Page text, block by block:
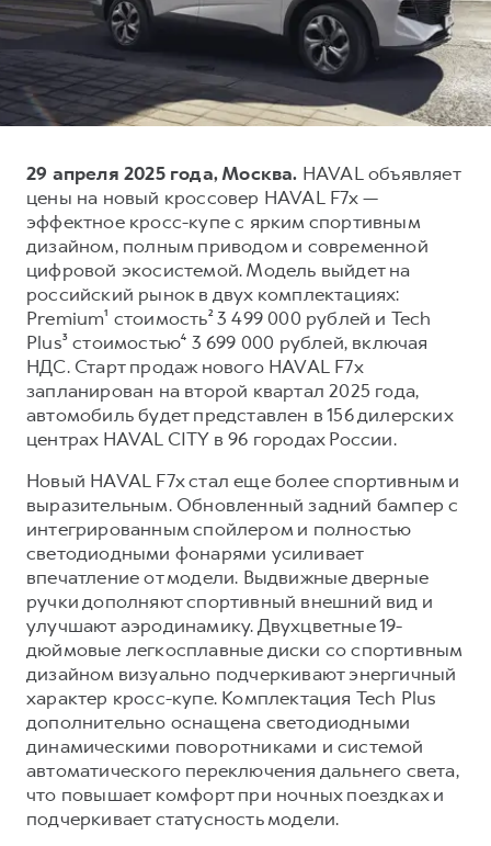
DARGO
от 3 199 000 ₽ от 3 499 000 ₽
от 2 899 000 ₽
F7X
POER
Тест-драйв
Трейд-ин
Кредитный калькулятор
Страхование
Кредит
КОРПОРАТИВНЫМ КЛИЕНТАМ
Для малого бизнеса
Корпоративным клиентам
Крупным корпоративным клиентам
Сервис для корпоративных клиентов
HAVAL Лизинг
АКСЕССУАРЫ HAVAL
Автомобильные аксессуары
Коллекция CITY
Коллекция Базовая
Коллекция Детская
СЕРВИСНОЕ ОБСЛУЖИВАНИЕ
Нулевое ТО
Программа «Помощь на дороге»
Электронный ПТС
ПОДДЕРЖКА
GWM Безопасность
Гарантия HAVAL
Мобильное приложение GWM
Программа «HAVAL Защита+»
Руководства по эксплуатации
АКСЕССУАРЫ HAVAL
Автомобильные аксессуары
Коллекция CITY
Коллекция Базовая
Коллекция Детская
О дилере
Наша команда
Контакты
29 апреля 2025 года, Москва. HAVAL объявляет
цены на новый кроссовер HAVAL F7x —
эффектное кросс-купе с ярким спортивным
дизайном, полным приводом и современной
цифровой экосистемой. Модель выйдет на
российский рынок в двух комплектациях:
Premium¹ стоимость² 3 499 000 рублей и Tech
Plus³ стоимостью⁴ 3 699 000 рублей, включая
НДС. Старт продаж нового HAVAL F7x
запланирован на второй квартал 2025 года,
автомобиль будет представлен в 156 дилерских
центрах HAVAL CITY в 96 городах России.
Новый HAVAL F7x стал еще более спортивным и
выразительным. Обновленный задний бампер с
интегрированным спойлером и полностью
светодиодными фонарями усиливает
впечатление от модели. Выдвижные дверные
ручки дополняют спортивный внешний вид и
улучшают аэродинамику. Двухцветные 19-
дюймовые легкосплавные диски со спортивным
дизайном визуально подчеркивают энергичный
характер кросс-купе. Комплектация Tech Plus
дополнительно оснащена светодиодными
динамическими поворотниками и системой
автоматического переключения дальнего света,
что повышает комфорт при ночных поездках и
подчеркивает статусность модели.